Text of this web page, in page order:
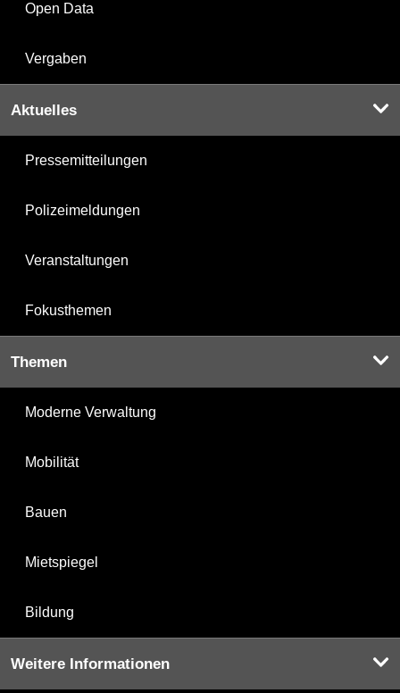
Open Data
Vergaben
Aktuelles
Pressemitteilungen
Polizeimeldungen
Veranstaltungen
Fokusthemen
Themen
Moderne Verwaltung
Mobilität
Bauen
Mietspiegel
Bildung
Weitere Informationen